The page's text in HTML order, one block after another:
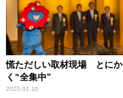
慌ただしい取材現場 とにか
く“全集中”
2025.01.10